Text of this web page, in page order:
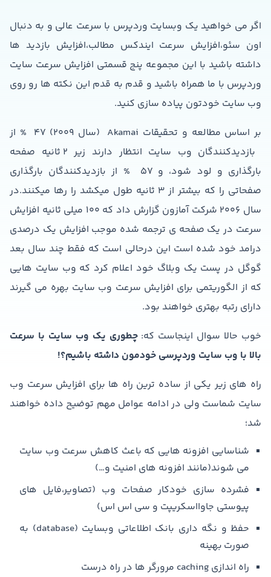
اگر می خواهید یک وبسایت وردپرس با سرعت عالی و به دنبال
اون سئو،افزایش سرعت ایندکس مطالب،افزایش بازدید ها
داشته باشید با این مجموعه پنج قسمتی افزایش سرعت سایت
وردپرس با ما همراه باشید و قدم به قدم این نکته ها رو روی
وب سایت خودتون پیاده سازی کنید.
بر اساس مطالعه و تحقیقات Akamai (سال ۲۰۰۹) ۴۷ % از
بازدیدکنندگان وب سایت انتظار دارند زیر ۲ ثانیه صفحه
بارگذاری و لود شود، و ۵۷ % از بازدیدکنندگان بارگذاری
صفحاتی را که بیشتر از ۳ ثانیه طول میکشد را رها میکنند.در
سال ۲۰۰۶ شرکت آمازون گزارش داد که ۱۰۰ میلی ثانیه افزایش
سرعت در یک صفحه ی ترجمه شده موجب افزایش یک درصدی
درامد خود شده است این درحالی است که فقط چند سال بعد
گوگل در پست یک وبلاگ خود اعلام کرد که وب سایت هایی
که از الگوریتمی برای افزایش سرعت وب سایت بهره می گیرند
دارای رتبه بهتری خواهند بود.
خوب حالا سوال اینجاست که:چطوری یک وب سایت با سرعت
بالا با وب سایت وردپرسی خودمون داشته باشیم؟!
راه های زیر یکی از ساده ترین راه ها برای افزایش سرعت وب
سایت شماست ولی در ادامه عوامل مهم توضیح داده خواهند
شد؛
شناسایی افزونه هایی که باعث کاهش سرعت وب سایت
می شوند(مانند افزونه های امنیت و…)
فشرده سازی خودکار صفحات وب (تصاویر،فایل های
پیوستی جاوااسکریپت و سی اس اس)
حفظ و نگه داری بانک اطلاعاتی وبسایت (database) به
صورت بهینه
راه اندازی caching مرورگر ها در راه درست